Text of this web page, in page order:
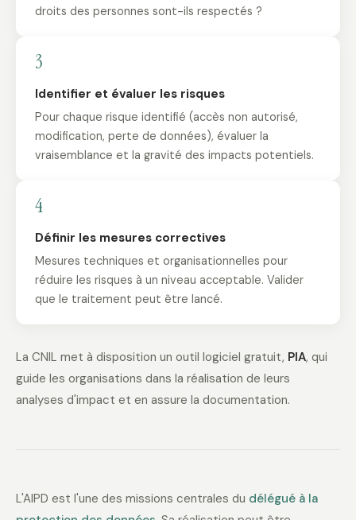
droits des personnes sont-ils respectés ?
3
Identifier et évaluer les risques
Pour chaque risque identifié (accès non autorisé,
modification, perte de données), évaluer la
vraisemblance et la gravité des impacts potentiels.
4
Définir les mesures correctives
Mesures techniques et organisationnelles pour
réduire les risques à un niveau acceptable. Valider
que le traitement peut être lancé.
La CNIL met à disposition un outil logiciel gratuit, PIA, qui
guide les organisations dans la réalisation de leurs
analyses d'impact et en assure la documentation.
L'AIPD est l'une des missions centrales du délégué à la